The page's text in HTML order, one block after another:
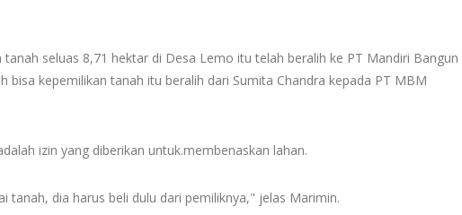
seluas 8,71 hektar di Desa Lemo itu telah beralih ke PT Mandiri Bangun
bisa kepemilikan tanah itu beralih dari Sumita Chandra kepada PT MBM
izin yang diberikan untuk.membenaskan lahan.
tanah, dia harus beli dulu dari pemiliknya," jelas Marimin.